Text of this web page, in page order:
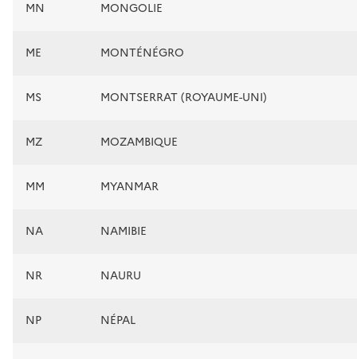
MN MONGOLIE
ME MONTÉNÉGRO
MS MONTSERRAT (ROYAUME-UNI)
MZ MOZAMBIQUE
MM MYANMAR
NA NAMIBIE
NR NAURU
NP NÉPAL